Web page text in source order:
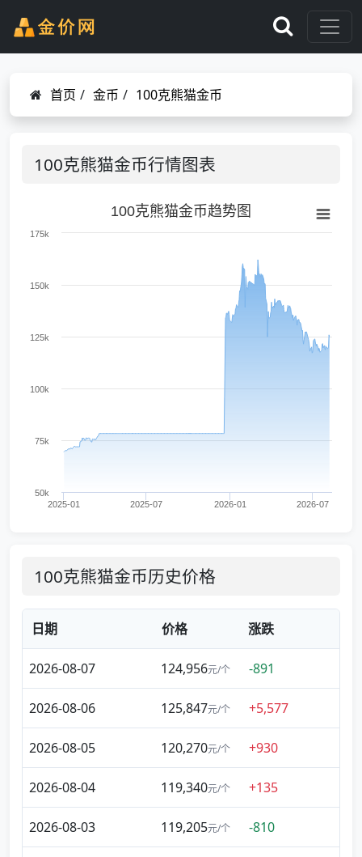
首页 / 金币 / 100克熊猫金币
100克熊猫金币行情图表
100克熊猫金币趋势图
2025-01 2025-07 2026-01 2026-07
50k
75k
100k
125k
150k
175k
100克熊猫金币历史价格
日期 价格 涨跌
2026-08-07 124,956元/个 -891
2026-08-06 125,847元/个 +5,577
2026-08-05 120,270元/个 +930
2026-08-04 119,340元/个 +135
2026-08-03 119,205元/个 -810